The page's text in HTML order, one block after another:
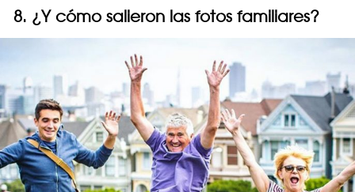
8. ¿Y cómo salieron las fotos familiares?